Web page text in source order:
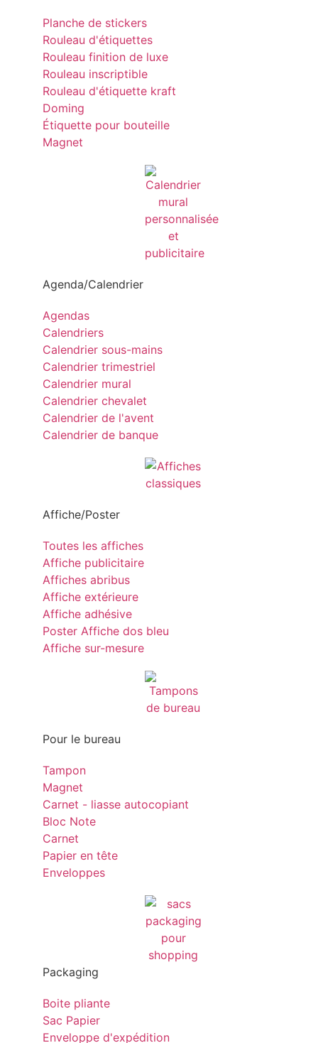
Planche de stickers
Rouleau d'étiquettes
Rouleau finition de luxe
Rouleau inscriptible
Rouleau d'étiquette kraft
Doming
Étiquette pour bouteille
Magnet
Agenda/Calendrier
Agendas
Calendriers
Calendrier sous-mains
Calendrier trimestriel
Calendrier mural
Calendrier chevalet
Calendrier de l'avent
Calendrier de banque
Affiche/Poster
Toutes les affiches
Affiche publicitaire
Affiches abribus
Affiche extérieure
Affiche adhésive
Poster Affiche dos bleu
Affiche sur-mesure
Pour le bureau
Tampon
Magnet
Carnet - liasse autocopiant
Bloc Note
Carnet
Papier en tête
Enveloppes
Packaging
Boite pliante
Sac Papier
Enveloppe d'expédition